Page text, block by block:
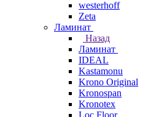
westerhoff
Zeta
Ламинат
Назад
Ламинат
IDEAL
Kastamonu
Krono Original
Kronospan
Kronotex
Loc Floor